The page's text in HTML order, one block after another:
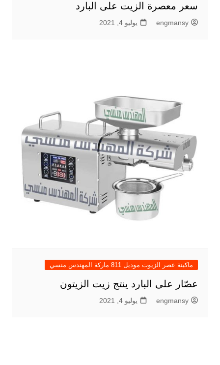
سعر معصرة الزيت على البارد
engmansy يوليو 4, 2021
ماكينة عصر الزيوت موديل 811 ماركة المهندس منسي
عصّار على البارد ينتج زيت الزيتون
engmansy يوليو 4, 2021